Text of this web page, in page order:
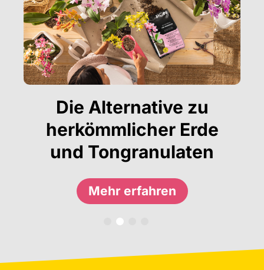
Die Alternative zu
herkömmlicher Erde
und Tongranulaten
Mehr erfahren